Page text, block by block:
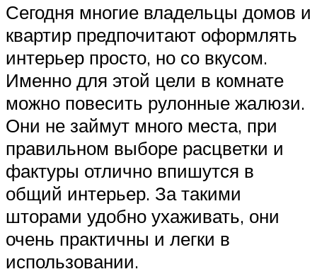
Сегодня многие владельцы домов и
квартир предпочитают оформлять
интерьер просто, но со вкусом.
Именно для этой цели в комнате
можно повесить рулонные жалюзи.
Они не займут много места, при
правильном выборе расцветки и
фактуры отлично впишутся в
общий интерьер. За такими
шторами удобно ухаживать, они
очень практичны и легки в
использовании.